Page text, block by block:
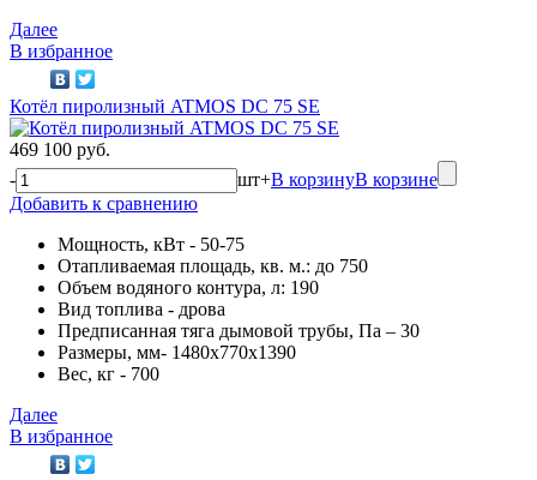
Далее
В избранное
Котёл пиролизный ATMOS DC 75 SE
469 100 руб.
-
шт+В корзинуВ корзине
Добавить к сравнению
Мощность, кВт - 50-75
Отапливаемая площадь, кв. м.: до 750
Объем водяного контура, л: 190
Вид топлива - дрова
Предписанная тяга дымовой трубы, Па – 30
Размеры, мм- 1480х770х1390
Вес, кг - 700
Далее
В избранное